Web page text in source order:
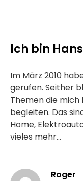
Ich bin
Im März 2010
gerufen. Seither
Themen die mich
begleiten. Das
Home,
vieles mehr...
Roger